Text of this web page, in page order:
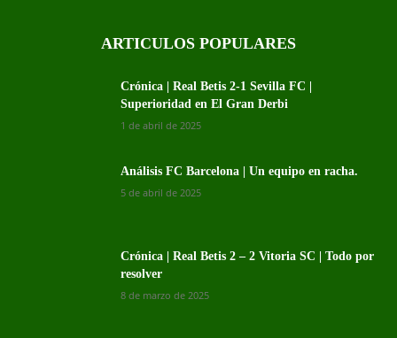
ARTICULOS POPULARES
Crónica | Real Betis 2-1 Sevilla FC |
Superioridad en El Gran Derbi
1 de abril de 2025
Análisis FC Barcelona | Un equipo en racha.
5 de abril de 2025
Crónica | Real Betis 2 – 2 Vitoria SC | Todo por
resolver
8 de marzo de 2025